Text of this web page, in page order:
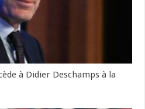
à Didier Deschamps à la